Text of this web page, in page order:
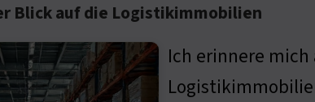
Blick auf die Logistikimmobilien
Ich erinnere